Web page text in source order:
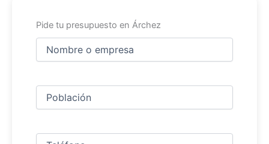
Pide tu presupuesto en Árchez
Nombre
Ciudad
Teléfono